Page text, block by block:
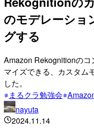
のモデレーショ
グする
Amazon Rekognitionの
マイズできる、カスタム
した。
まるクラ勉強会
nayuta
2024.11.14